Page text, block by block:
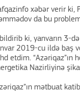
xəbər verir ki,
da bu
ki, yanvarın 3-
2019-cu ildə baş
etdim.
Nazirliyinə
mətbuat